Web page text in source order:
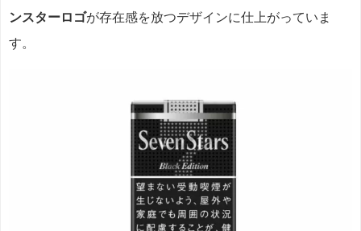
ンスターロゴが存在感を放つデザインに仕上がっていま
す。